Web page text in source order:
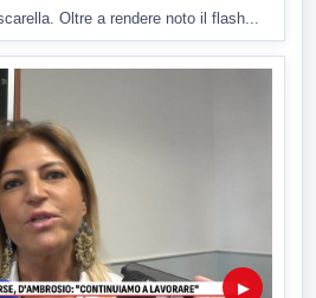
Oltre a rendere noto il flash...
▶